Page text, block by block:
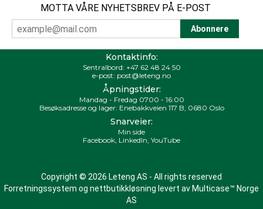
MOTTA VÅRE NYHETSBREV PÅ E-POST
Kontaktinfo:
Sentralbord: +47 62 48 24 50
e-post: post@leteng.no
Åpningstider:
Mandag - Fredag 0700 - 16:00
Besøksadresse og lager: Enebakkveien 117 B, 0680 Oslo
Snarveier:
Min side
Facebook, LinkedIn, YouTube
Copyright © 2026 Leteng AS - All rights reserved
Forretningssystem og nettbutikkløsning levert av Multicase™ Norge
AS